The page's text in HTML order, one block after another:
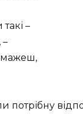
–
–